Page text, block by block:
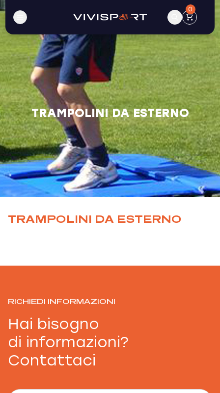
0
TRAMPOLINI DA ESTERNO
TRAMPOLINI DA ESTERNO
RICHIEDI INFORMAZIONI
Hai bisogno
di informazioni?
Contattaci